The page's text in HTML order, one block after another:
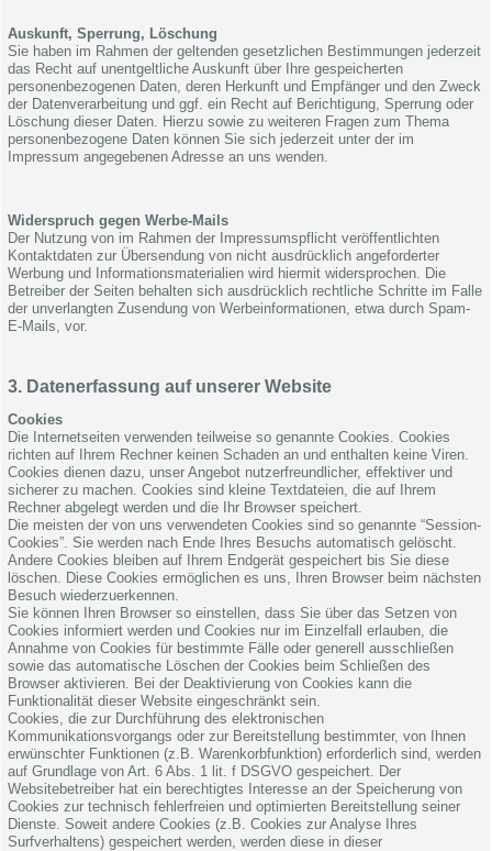
Auskunft, Sperrung, Löschung
Sie haben im Rahmen der geltenden gesetzlichen Bestimmungen jederzeit
das Recht auf unentgeltliche Auskunft über Ihre gespeicherten
personenbezogenen Daten, deren Herkunft und Empfänger und den Zweck
der Datenverarbeitung und ggf. ein Recht auf Berichtigung, Sperrung oder
Löschung dieser Daten. Hierzu sowie zu weiteren Fragen zum Thema
personenbezogene Daten können Sie sich jederzeit unter der im
Impressum angegebenen Adresse an uns wenden.
Widerspruch gegen Werbe-Mails
Der Nutzung von im Rahmen der Impressumspflicht veröffentlichten
Kontaktdaten zur Übersendung von nicht ausdrücklich angeforderter
Werbung und Informationsmaterialien wird hiermit widersprochen. Die
Betreiber der Seiten behalten sich ausdrücklich rechtliche Schritte im Falle
der unverlangten Zusendung von Werbeinformationen, etwa durch Spam-
E-Mails, vor.
3. Datenerfassung auf unserer Website
Cookies
Die Internetseiten verwenden teilweise so genannte Cookies. Cookies
richten auf Ihrem Rechner keinen Schaden an und enthalten keine Viren.
Cookies dienen dazu, unser Angebot nutzerfreundlicher, effektiver und
sicherer zu machen. Cookies sind kleine Textdateien, die auf Ihrem
Rechner abgelegt werden und die Ihr Browser speichert.
Die meisten der von uns verwendeten Cookies sind so genannte “Session-
Cookies”. Sie werden nach Ende Ihres Besuchs automatisch gelöscht.
Andere Cookies bleiben auf Ihrem Endgerät gespeichert bis Sie diese
löschen. Diese Cookies ermöglichen es uns, Ihren Browser beim nächsten
Besuch wiederzuerkennen.
Sie können Ihren Browser so einstellen, dass Sie über das Setzen von
Cookies informiert werden und Cookies nur im Einzelfall erlauben, die
Annahme von Cookies für bestimmte Fälle oder generell ausschließen
sowie das automatische Löschen der Cookies beim Schließen des
Browser aktivieren. Bei der Deaktivierung von Cookies kann die
Funktionalität dieser Website eingeschränkt sein.
Cookies, die zur Durchführung des elektronischen
Kommunikationsvorgangs oder zur Bereitstellung bestimmter, von Ihnen
erwünschter Funktionen (z.B. Warenkorbfunktion) erforderlich sind, werden
auf Grundlage von Art. 6 Abs. 1 lit. f DSGVO gespeichert. Der
Websitebetreiber hat ein berechtigtes Interesse an der Speicherung von
Cookies zur technisch fehlerfreien und optimierten Bereitstellung seiner
Dienste. Soweit andere Cookies (z.B. Cookies zur Analyse Ihres
Surfverhaltens) gespeichert werden, werden diese in dieser